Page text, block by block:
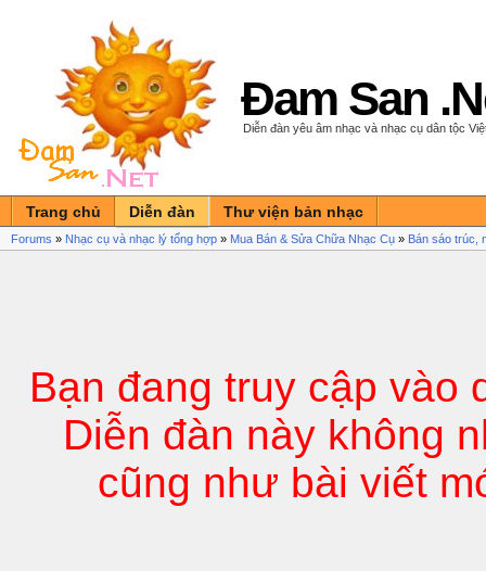
Đam San
Diễn đàn yêu âm nhạc và nhạc cụ dân tộc
Trang chủ Diễn đàn Thư viện bản nhạc
Forums » Nhạc cụ và nhạc lý tổng hợp » Mua Bán & Sửa Chữa Nhạc Cụ » Bán sáo trúc,
Bạn đang truy cập vào
Diễn đàn này không
cũng như bài viết